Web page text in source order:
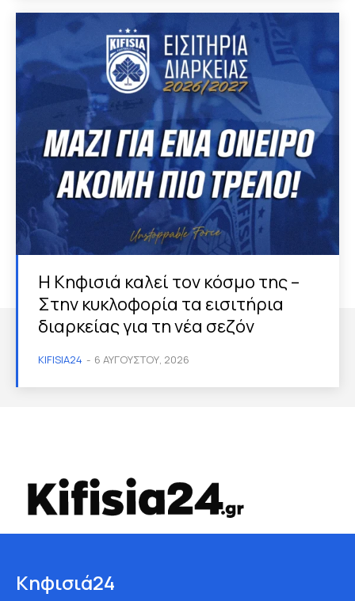
Η Κηφισιά καλεί τον κόσμο της –
Στην κυκλοφορία τα εισιτήρια
διαρκείας για τη νέα σεζόν
KIFISIA24 - 6 ΑΥΓΟΎΣΤΟΥ, 2026
Κηφισιά24